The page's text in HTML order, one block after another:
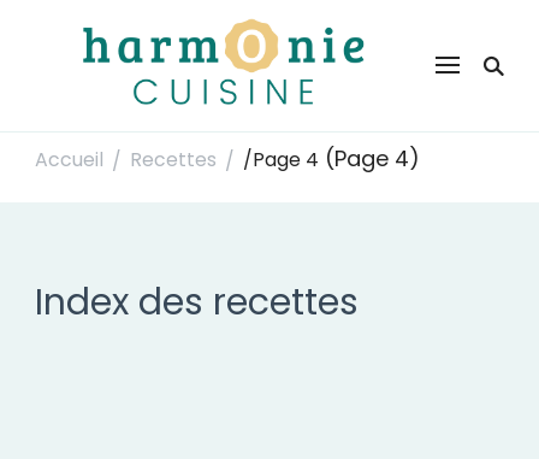
Harmonie Cuisine
Accueil / Recettes / /Page 4 (Page 4)
Index des recettes